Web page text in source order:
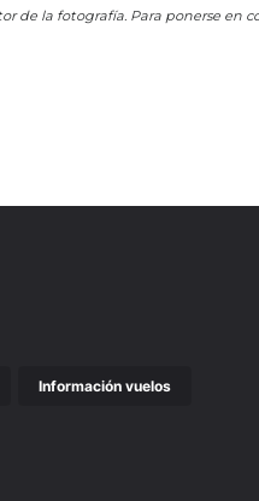
de la fotografía. Para ponerse en
Información vuelos